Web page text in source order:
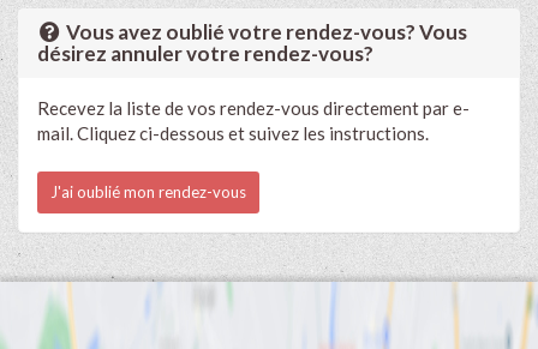
Vous avez oublié votre rendez-vous? Vous
désirez annuler votre rendez-vous?
Recevez la liste de vos rendez-vous directement par e-
mail. Cliquez ci-dessous et suivez les instructions.
J'ai oublié mon rendez-vous